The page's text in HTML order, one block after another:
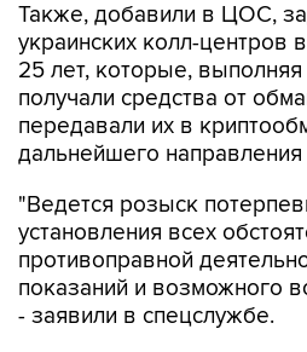
Также, добавили в ЦОС,
украинских колл-центров
25 лет, которые,
получали средства от
передавали их в
дальнейшего направления
"Ведется розыск
установления всех
противоправной
показаний и возможного
- заявили в спецслужбе.